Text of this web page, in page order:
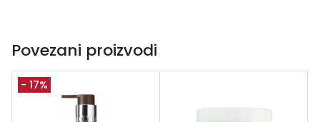
Povezani proizvodi
- 17%